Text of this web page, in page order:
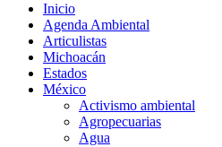
Inicio
Agenda Ambiental
Articulistas
Michoacán
Estados
México
Activismo ambiental
Agropecuarias
Agua